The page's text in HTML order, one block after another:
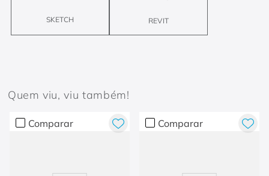
SKETCH REVIT
Quem viu, viu também!
Comparar Comparar